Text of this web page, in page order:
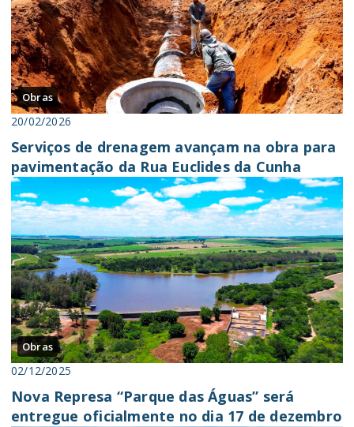
Obras
20/02/2026
Serviços de drenagem avançam na obra para
pavimentação da Rua Euclides da Cunha
Obras
02/12/2025
Nova Represa “Parque das Águas” será
entregue oficialmente no dia 17 de dezembro